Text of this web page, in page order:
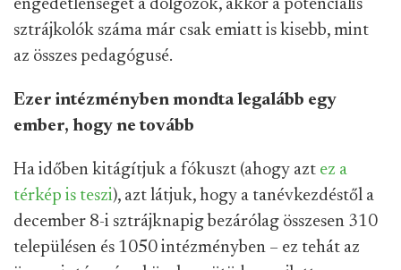
engedetlenséget a dolgozók, akkor a potenciális
sztrájkolók száma már csak emiatt is kisebb, mint
az összes pedagógusé.
Ezer intézményben mondta legalább egy
ember, hogy ne tovább
Ha időben kitágítjuk a fókuszt (ahogy azt ez a
térkép is teszi), azt látjuk, hogy a tanévkezdéstől a
december 8-i sztrájknapig bezárólag összesen 310
településen és 1050 intézményben – ez tehát az